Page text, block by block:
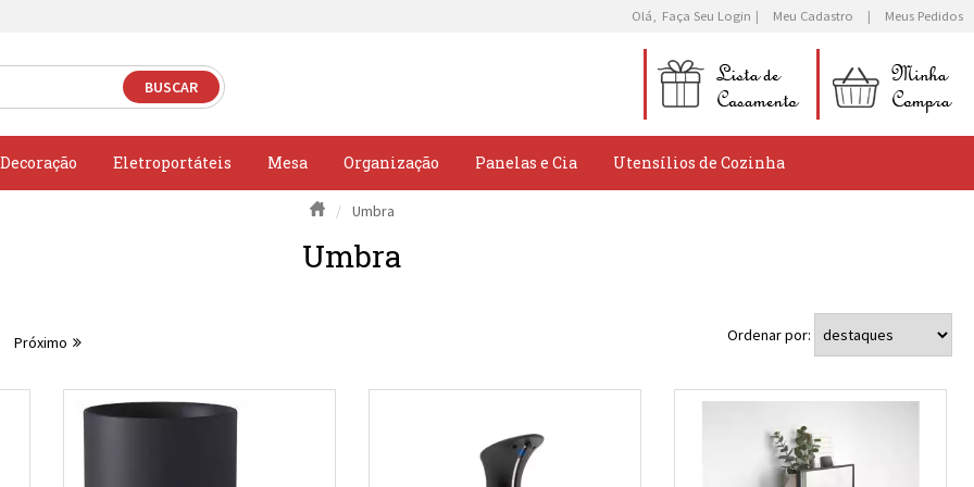
Olá, Faça Seu Login Meu Cadastro Meus Pedidos
Decoração Eletroportáteis Mesa Organização Panelas e Cia Utensílios de Cozinha
Umbra
Umbra
Próximo